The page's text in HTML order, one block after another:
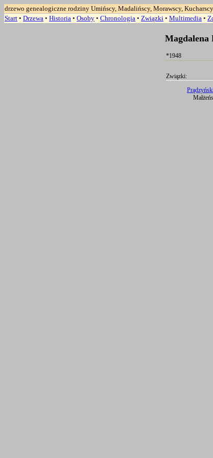
drzewo genealogiczne rodziny Umińscy, Madalińscy, Morawscy,
Start • Drzewa • Historia • Osoby • Chronologia • Związki • Multimedia •
Magdalena
*1948
Związki: